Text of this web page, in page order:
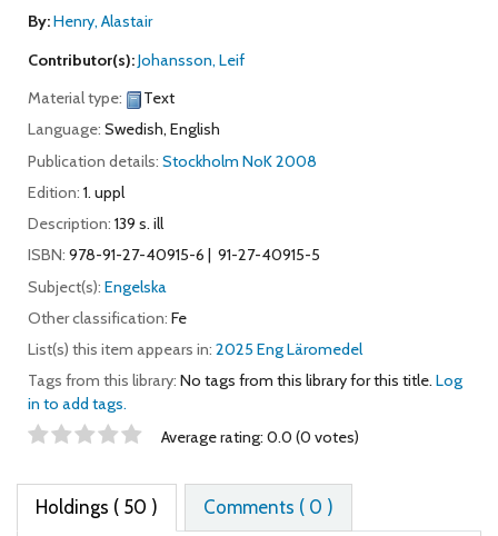
By:Henry, Alastair
Contributor(s):Johansson, Leif
Material type:
Text
Language: Swedish, English
Publication details: Stockholm NoK2008
Edition: 1. uppl
Description: 139 s. ill
ISBN: 978-91-27-40915-6
91-27-40915-5
Subject(s): Engelska
Other classification: Fe
List(s) this item appears in: 2025 Eng Läromedel
Tags from this library: No tags from this library for this title. Log
in to add tags.
Star ratings Average rating: 0.0 (0 votes)
Holdings ( 50 ) Comments ( 0 )